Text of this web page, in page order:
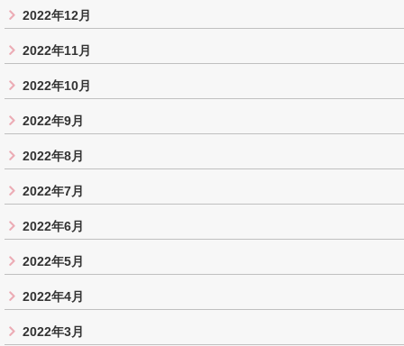
2022年12月
2022年11月
2022年10月
2022年9月
2022年8月
2022年7月
2022年6月
2022年5月
2022年4月
2022年3月